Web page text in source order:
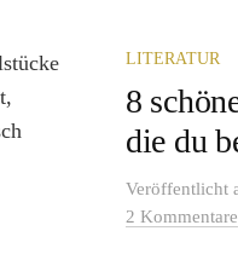
LITERATUR
8
die du
Veröffentlicht
2 Kommentare